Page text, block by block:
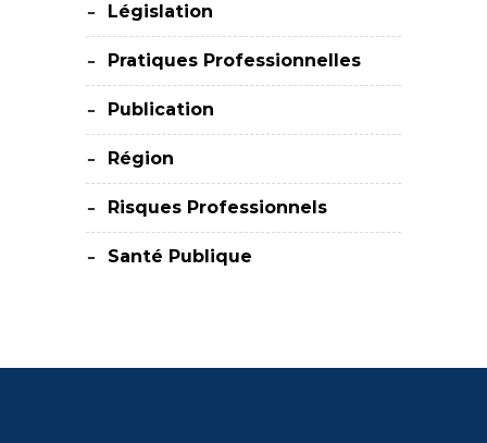
Législation
Pratiques Professionnelles
Publication
Région
Risques Professionnels
Santé Publique